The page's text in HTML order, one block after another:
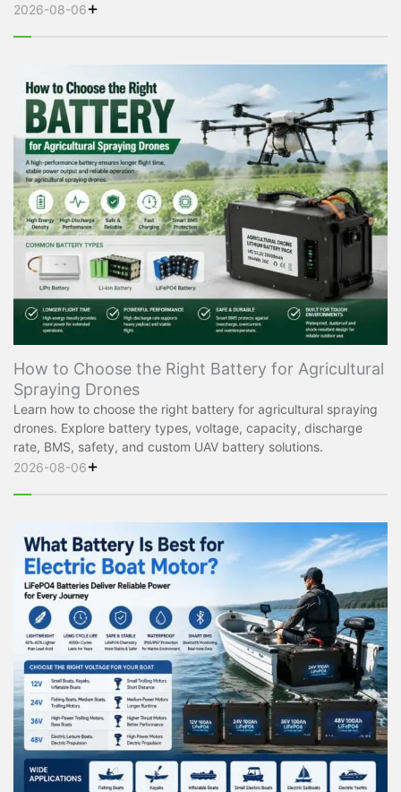
2026-08-06+
How to Choose the Right Battery for Agricultural
Spraying Drones
Learn how to choose the right battery for agricultural spraying
drones. Explore battery types, voltage, capacity, discharge
rate, BMS, safety, and custom UAV battery solutions.
2026-08-06+